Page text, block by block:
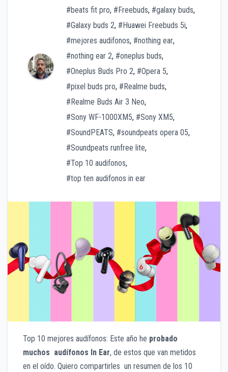
#beats fit pro, #Freebuds, #galaxy buds,
#Galaxy buds 2, #Huawei Freebuds 5i,
#mejores audifonos, #nothing ear,
#nothing ear 2, #oneplus buds,
#Oneplus Buds Pro 2, #Opera 5,
#pixel buds pro, #Realme buds,
#Realme Buds Air 3 Neo,
#Sony WF-1000XM5, #Sony XM5,
#SoundPEATS, #soundpeats opera 05,
#Soundpeats runfree lite,
#Top 10 audifonos,
#top ten audifonos in ear
Top 10 mejores audífonos: Este año he probado
muchos audífonos In Ear, de estos que van metidos
en el oído. Quiero compartirles un resumen de los 10